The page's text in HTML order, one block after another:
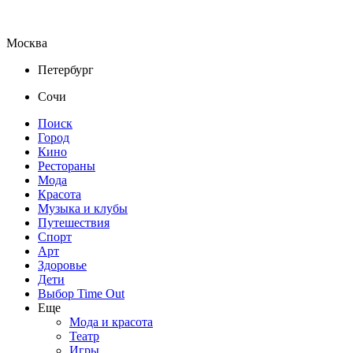
Москва
Петербург
Сочи
Поиск
Город
Кино
Рестораны
Мода
Красота
Музыка и клубы
Путешествия
Спорт
Арт
Здоровье
Дети
Выбор Time Out
Еще
Мода и красота
Театр
Игры